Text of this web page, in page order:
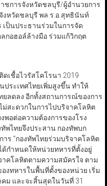
ชการจังหวัดชลบุรี/ผู้อำนวยการ
งหวัดชลบุรี พล.ร.อ.สุทธินันท์
เป็นประธานร่วมในการจัด
กอฮอล์ล้างมือ ร่วมแก้วิกฤต
เชื้อไวรัสโคโรนา 2019
ประเทศไทยเพิ่มสูงขึ้น ทำให้
ลดลง อีกทั้งสถานการณ์ของการ
สะดวกในการไปบริจาคโลหิต
พอต่อความต้องการของโรง
พไทยจึงประสาน กองทัพบก
าร “กองทัพไทยร่วมบริจาคโลหิต
ด้กำหนดให้หน่วยทหารที่ตั้งอยู่
คโลหิตตามความสมัครใจ ตาม
งทหารในพื้นที่ตั้งของหน่วย เริ่ม
ม และจะสิ้นสุดในวันที่ 31